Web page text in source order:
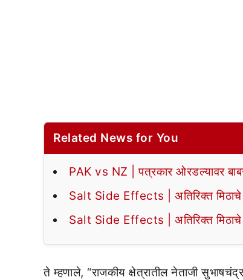
Related News for You
PAK vs NZ | पत्रकार ओरडल्यावर
Salt Side Effects | अतिरिक्त मिठाचे
Salt Side Effects | अतिरिक्त मिठाचे
ते म्हणाले, “राजकीय क्षेत्रातील नेताजी